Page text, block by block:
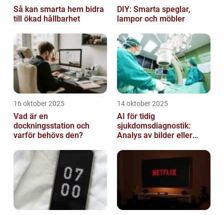
Så kan smarta hem bidra
till ökad hållbarhet
DIY: Smarta speglar,
lampor och möbler
16 oktober 2025
Vad är en
dockningsstation och
varför behövs den?
14 oktober 2025
AI för tidig
sjukdomsdiagnostik:
Analys av bilder eller